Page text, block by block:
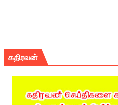
கதிரவன்